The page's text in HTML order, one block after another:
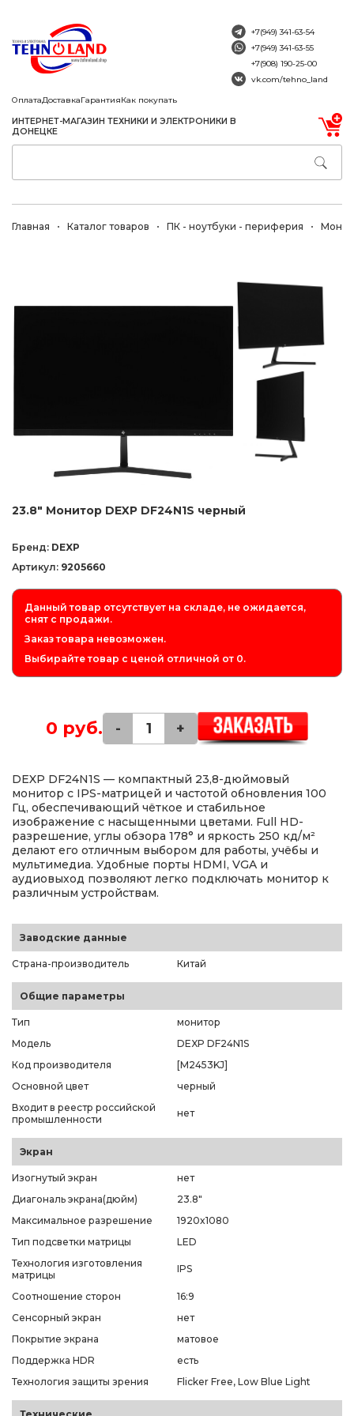
ОплатаДоставкаГарантияКак покупать
ИНТЕРНЕТ-МАГАЗИН ТЕХНИКИ И ЭЛЕКТРОНИКИ В
ДОНЕЦКЕ
+7(949) 341-63-54
+7(949) 341-63-55
+7(908) 190-25-00
vk.com/tehno_land
Главная Каталог товаров ПК - ноутбуки - периферия
23.8" Монитор DEXP DF24N1S черный
Бренд: DEXP
Артикул: 9205660
Данный товар отсутствует на складе, не ожидается,
снят с продажи.
Заказ товара невозможен.
Выбирайте товар с ценой отличной от 0.
0 руб. - +
DEXP DF24N1S — компактный 23,8-дюймовый
монитор с IPS-матрицей и частотой обновления 100
Гц, обеспечивающий чёткое и стабильное
изображение с насыщенными цветами. Full HD-
разрешение, углы обзора 178° и яркость 250 кд/м²
делают его отличным выбором для работы, учёбы и
мультимедиа. Удобные порты HDMI, VGA и
аудиовыход позволяют легко подключать монитор к
различным устройствам.
Заводские данные
Страна-производитель Китай
Общие параметры
Тип
монитор
Модель
DEXP DF24N1S
Код производителя
[M2453KJ]
Основной цвет
черный
Входит в реестр российской
промышленности
нет
Экран
Изогнутый экран
нет
Диагональ экрана(дюйм)
23.8"
Максимальное разрешение
1920x1080
Тип подсветки матрицы
LED
Технология изготовления
матрицы
IPS
Соотношение сторон
16:9
Сенсорный экран
нет
Покрытие экрана
матовое
Поддержка HDR
есть
Технология защиты зрения
Flicker Free, Low Blue Light